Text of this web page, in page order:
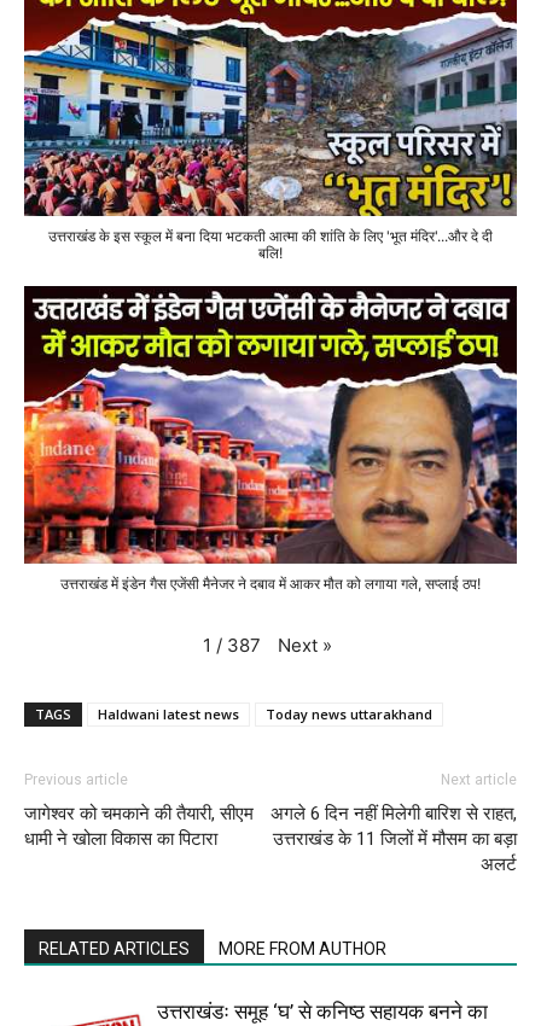
उत्तराखंड के इस स्कूल में बना दिया भटकती आत्मा की शांति के लिए 'भूत मंदिर'...और दे दी
बलि!
उत्तराखंड में इंडेन गैस एजेंसी मैनेजर ने दबाव में आकर मौत को लगाया गले, सप्लाई ठप!
1 / 387 Next »
TAGS Haldwani latest news Today news uttarakhand
Previous article
जागेश्वर को चमकाने की तैयारी, सीएम
धामी ने खोला विकास का पिटारा
Next article
अगले 6 दिन नहीं मिलेगी बारिश से राहत,
उत्तराखंड के 11 जिलों में मौसम का बड़ा
अलर्ट
RELATED ARTICLES MORE FROM AUTHOR
उत्तराखंडः समूह ‘घ’ से कनिष्ठ सहायक बनने का